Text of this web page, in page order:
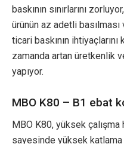
baskının sınırlarını
ürünün az adetli
ticari baskının ihtiyaçlarını
zamanda artan üretkenlik
yapıyor.
MBO K80 – B1 ebat
MBO K80, yüksek çalışma
sayesinde yüksek